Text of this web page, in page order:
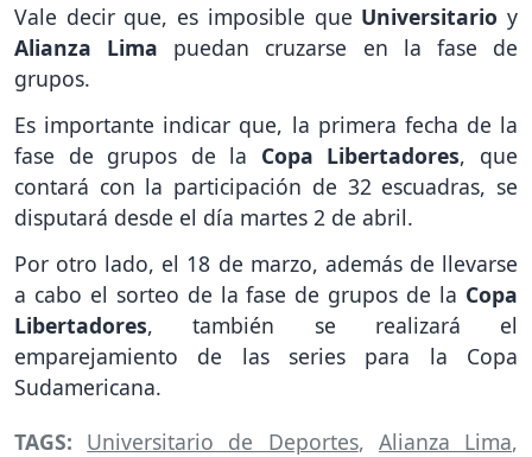
Vale decir que, es imposible que Universitario y
Alianza Lima puedan cruzarse en la fase de
grupos.
Es importante indicar que, la primera fecha de la
fase de grupos de la Copa Libertadores, que
contará con la participación de 32 escuadras, se
disputará desde el día martes 2 de abril.
Por otro lado, el 18 de marzo, además de llevarse
a cabo el sorteo de la fase de grupos de la Copa
Libertadores, también se realizará el
emparejamiento de las series para la Copa
Sudamericana.
TAGS: Universitario de Deportes, Alianza Lima,